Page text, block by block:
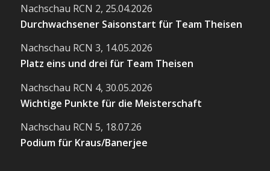
Nachschau RCN 2, 25.04.2026
Durchwachsener Saisonstart für Team Theisen
Nachschau RCN 3, 14.05.2026
Platz eins und drei für Team Theisen
Nachschau RCN 4, 30.05.2026
Wichtige Punkte für die Meisterschaft
Nachschau RCN 5, 18.07.26
Podium für Kraus/Banerjee